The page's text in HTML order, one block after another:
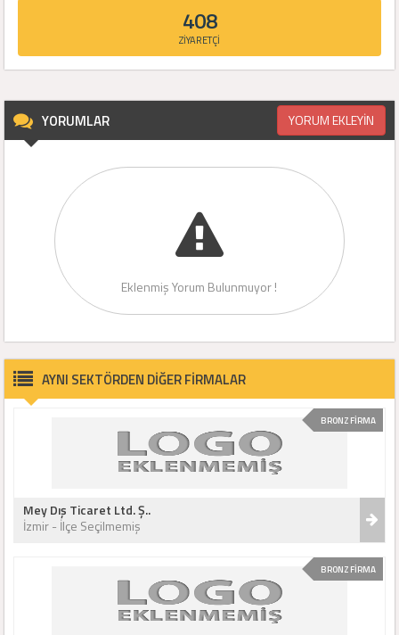
408
ZİYARETÇİ
YORUMLAR YORUM EKLEYİN
Eklenmiş Yorum Bulunmuyor !
AYNI SEKTÖRDEN DİĞER FİRMALAR
BRONZ FİRMA
Mey Dış Ticaret Ltd. Ş..
İzmir - İlçe Seçilmemiş
BRONZ FİRMA